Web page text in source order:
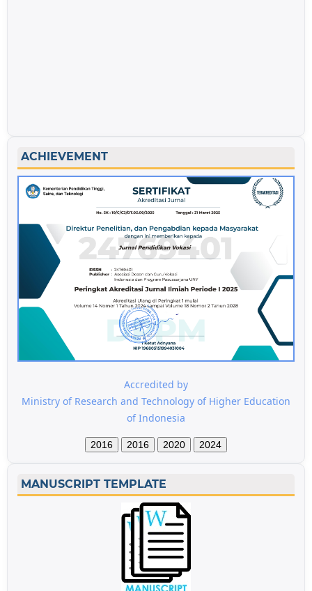
ACHIEVEMENT
Accredited by
Ministry of Research and Technology of Higher Education
of Indonesia
2016 2016 2020 2024
MANUSCRIPT TEMPLATE